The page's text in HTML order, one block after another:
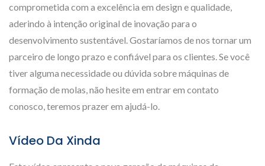
comprometida com a excelência em design e qualidade,
aderindo à intenção original de inovação para o
desenvolvimento sustentável. Gostaríamos de nos tornar um
parceiro de longo prazo e confiável para os clientes. Se você
tiver alguma necessidade ou dúvida sobre máquinas de
formação de molas, não hesite em entrar em contato
conosco, teremos prazer em ajudá-lo.
Vídeo Da Xinda